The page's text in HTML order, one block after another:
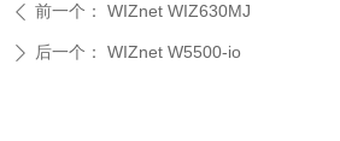
ꄴ 前一个： WIZnet WIZ630MJ
ꄲ 后一个： WIZnet W5500-io